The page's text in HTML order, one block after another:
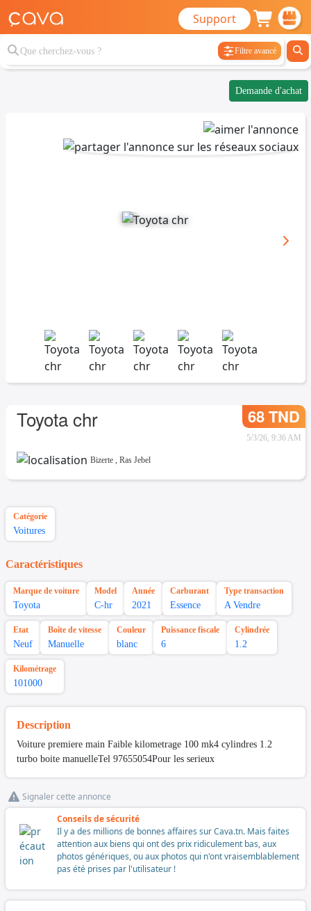
Support
Filtre avancé
Demande d'achat
Toyota chr 68 TND
5/3/26, 9:36 AM
Bizerte , Ras Jebel
Catégorie
Voitures
Caractéristiques
Marque de voiture
Toyota
Model
C-hr
Année
2021
Carburant
Essence
Type transaction
A Vendre
Etat
Neuf
Boîte de vitesse
Manuelle
Couleur
blanc
Puissance fiscale
6
Cylindrée
1.2
Kilométrage
101000
Description
Voiture premiere main Faible kilometrage 100 mk4 cylindres 1.2
turbo boite manuelleTel 97655054Pour les serieux
Signaler cette annonce
Conseils de sécurité
Il y a des millions de bonnes affaires sur Cava.tn. Mais faites
attention aux biens qui ont des prix ridiculement bas, aux
photos génériques, ou aux photos qui n'ont vraisemblablement
pas été prises par l'utilisateur !